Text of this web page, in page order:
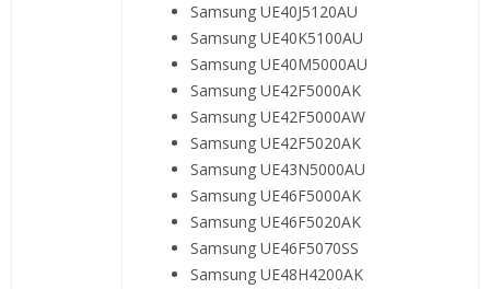
Samsung UE40J5120AU
Samsung UE40K5100AU
Samsung UE40M5000AU
Samsung UE42F5000AK
Samsung UE42F5000AW
Samsung UE42F5020AK
Samsung UE43N5000AU
Samsung UE46F5000AK
Samsung UE46F5020AK
Samsung UE46F5070SS
Samsung UE48H4200AK